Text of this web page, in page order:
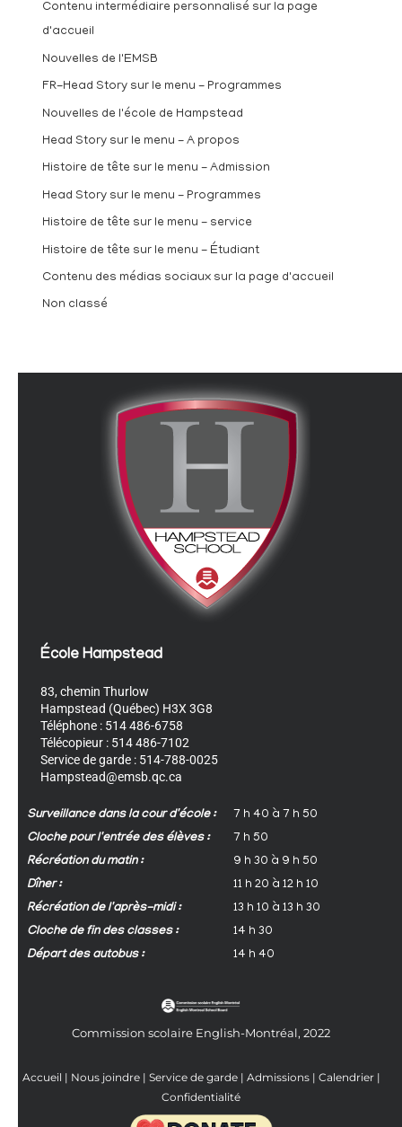
Contenu intermédiaire personnalisé sur la page
d'accueil
Nouvelles de l'EMSB
FR-Head Story sur le menu - Programmes
Nouvelles de l'école de Hampstead
Head Story sur le menu - A propos
Histoire de tête sur le menu - Admission
Head Story sur le menu - Programmes
Histoire de tête sur le menu - service
Histoire de tête sur le menu - Étudiant
Contenu des médias sociaux sur la page d'accueil
Non classé
École Hampstead
83, chemin Thurlow
Hampstead (Québec) H3X 3G8
Téléphone : 514 486-6758
Télécopieur : 514 486-7102
Service de garde : 514-788-0025
Hampstead@emsb.qc.ca
Surveillance dans la cour d'école :
7 h 40 à 7 h 50
Cloche pour l'entrée des élèves :
7 h 50
Récréation du matin :
9 h 30 à 9 h 50
Dîner :
11 h 20 à 12 h 10
Récréation de l'après-midi :
13 h 10 à 13 h 30
Cloche de fin des classes :
14 h 30
Départ des autobus :
14 h 40
Commission scolaire English-Montréal, 2022
Accueil | Nous joindre| Service de garde| Admissions| Calendrier|
Confidentialité